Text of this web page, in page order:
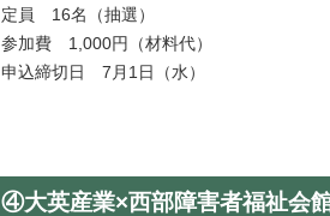
定員 16名（抽選）
参加費 1,000円（材料代）
申込締切日 7月1日（水）
④大英産業×西部障害者福祉会